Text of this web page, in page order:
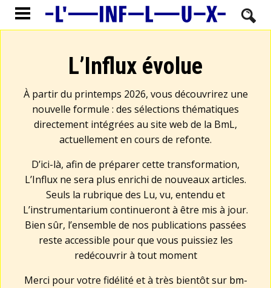
L’Influx évolue
À partir du printemps 2026, vous découvrirez une
nouvelle formule : des sélections thématiques
directement intégrées au site web de la BmL,
actuellement en cours de refonte.
D’ici-là, afin de préparer cette transformation,
L’Influx ne sera plus enrichi de nouveaux articles.
Seuls la rubrique des Lu, vu, entendu et
L’instrumentarium continueront à être mis à jour.
Bien sûr, l’ensemble de nos publications passées
reste accessible pour que vous puissiez les
redécouvrir à tout moment
Merci pour votre fidélité et à très bientôt sur bm-